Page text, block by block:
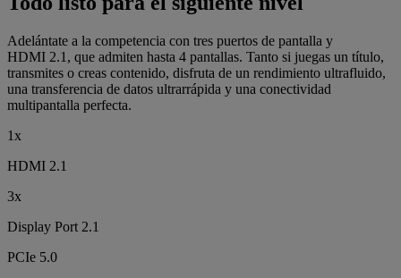
Adelántate a la competencia con tres puertos de pantalla y
HDMI 2.1, que admiten hasta 4 pantallas. Tanto si juegas un título,
transmites o creas contenido, disfruta de un rendimiento ultrafluido,
una transferencia de datos ultrarrápida y una conectividad
multipantalla perfecta.
1x
HDMI 2.1
3x
Display Port 2.1
PCIe 5.0